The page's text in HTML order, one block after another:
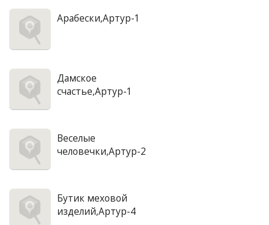
Арабески,Артур-1
Дамское
счастье,Артур-1
Веселые
человечки,Артур-2
Бутик меховой
изделий,Артур-4